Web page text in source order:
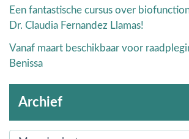
Een fantastische cursus over
Dr. Claudia Fernandez Llamas!
Vanaf maart beschikbaar voor
Benissa
Archief